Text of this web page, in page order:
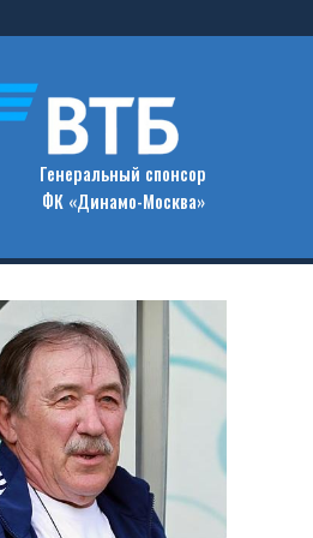
Генеральный спонсор
ФК «Динамо-Москва»